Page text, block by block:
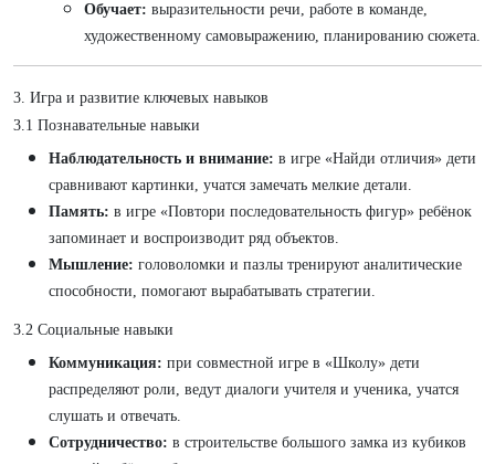
Обучает: выразительности речи, работе в команде,
художественному самовыражению, планированию сюжета.
3. Игра и развитие ключевых навыков
3.1 Познавательные навыки
Наблюдательность и внимание: в игре «Найди отличия» дети
сравнивают картинки, учатся замечать мелкие детали.
Память: в игре «Повтори последовательность фигур» ребёнок
запоминает и воспроизводит ряд объектов.
Мышление: головоломки и пазлы тренируют аналитические
способности, помогают вырабатывать стратегии.
3.2 Социальные навыки
Коммуникация: при совместной игре в «Школу» дети
распределяют роли, ведут диалоги учителя и ученика, учатся
слушать и отвечать.
Сотрудничество: в строительстве большого замка из кубиков